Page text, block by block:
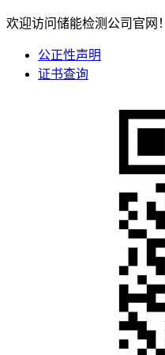
欢迎访问储能检测公司官网！
公正性声明
证书查询